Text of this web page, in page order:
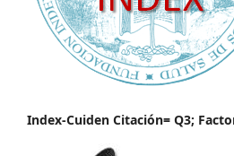
Index-Cuiden Citación= Q3;